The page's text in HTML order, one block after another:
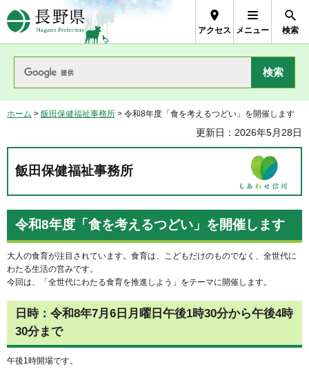
長野県Nagano Prefecture
アクセス メニュー 検索
ホーム > 飯田保健福祉事務所 > 令和8年度「食を考えるつどい」を開催します
更新日：2026年5月28日
飯田保健福祉事務所
令和8年度「食を考えるつどい」を開催します
大人の食育が注目されています。食育は、こどもだけのものでなく、全世代に
わたる生活の営みです。
今回は、「全世代にわたる食育を推進しよう」をテーマに開催します。
日時：令和8年7月6日月曜日午後1時30分から午後4時
30分まで
午後1時開場です。